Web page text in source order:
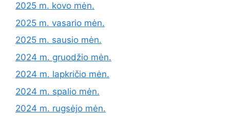
2025 m. kovo mėn.
2025 m. vasario mėn.
2025 m. sausio mėn.
2024 m. gruodžio mėn.
2024 m. lapkričio mėn.
2024 m. spalio mėn.
2024 m. rugsėjo mėn.